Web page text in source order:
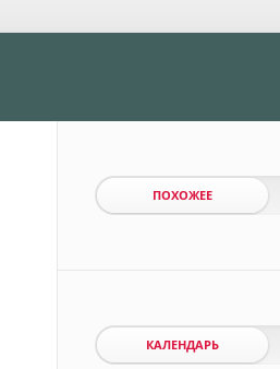
ПОХОЖЕЕ
КАЛЕНДАРЬ